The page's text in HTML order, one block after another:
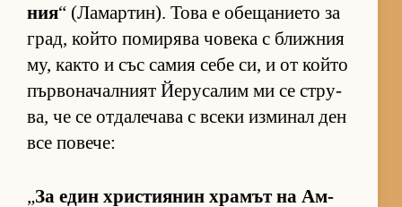
ния“ (Ла­мар­тин). Това е обе­ща­ни­ето за
град, който по­ми­рява чо­века с ближ­ния
му, както и със са­мия себе си, и от който
пър­во­на­чал­ният Йе­ру­са­лим ми се стру­
ва, че се от­да­ле­чава с всеки из­ми­нал ден
все по­ве­че:
„За един хрис­ти­я­нин хра­мът на Ам­